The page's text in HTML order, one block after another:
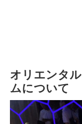
オリエンタ
ムについて